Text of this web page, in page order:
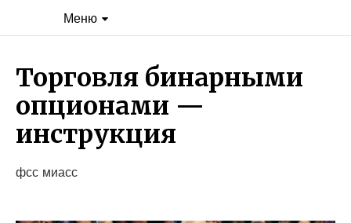
Меню
Торговля бинарными
опционами —
инструкция
фсс миасс